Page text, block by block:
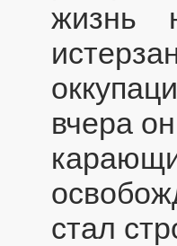
жизнь
вчера
стал